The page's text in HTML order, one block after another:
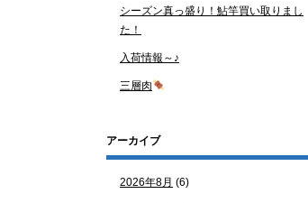
シーズン真っ盛り！鮎竿買い取りまし
た！
入荷情報～♪
三層肉
アーカイブ
2026年8月 (6)